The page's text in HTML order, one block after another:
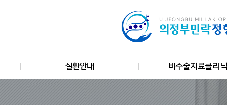
질환안내 비수술치료클리닉